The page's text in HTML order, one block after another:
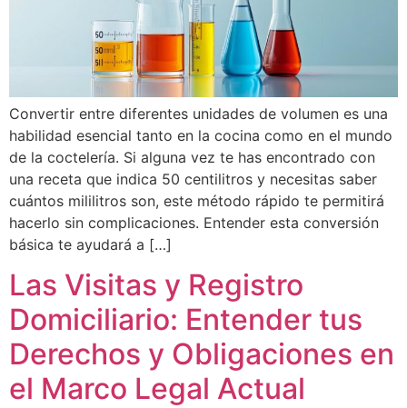
Convertir entre diferentes unidades de volumen es una
habilidad esencial tanto en la cocina como en el mundo
de la coctelería. Si alguna vez te has encontrado con
una receta que indica 50 centilitros y necesitas saber
cuántos mililitros son, este método rápido te permitirá
hacerlo sin complicaciones. Entender esta conversión
básica te ayudará a […]
Las Visitas y Registro
Domiciliario: Entender tus
Derechos y Obligaciones en
el Marco Legal Actual